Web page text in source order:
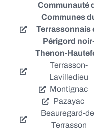
Communauté
Communes
Terrassonnais
Périgord noir-
Thenon-
Terrasson-
Lavilledieu
Montignac
Pazayac
Beauregard-
Terrasson